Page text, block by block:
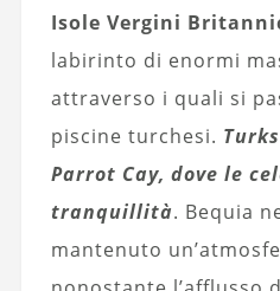
Isole Vergini
labirinto di enormi
attraverso i quali si
piscine turchesi.
Parrot Cay, dove le
tranquillità. Bequia
mantenuto